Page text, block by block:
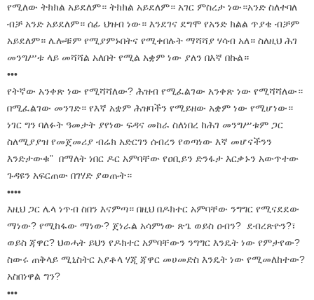
የሚለው ትክክል አይደለም። ትክክል አይደለም። አገር ምስረታ ነው።አንድ ስለተባለ
ብቻ አንድ አይደለም። ሰፊ ህዝብ ነው። እንደገና ደግሞ የአንድ ክልል ጥያቄ ብቻም
አይደለም። ሌሎቹም የሚያምኑበትና የሚቀበሉት ማሻሻያ ሃሳብ አለ። ስለዚህ ሕገ
መንግሥቱ ላይ መሻሻል አለበት የሚል አቋም ነው ያለን በእኛ በኩል።
•••
የትኛው አንቀጽ ነው የሚሻሻለው? ሕዝብ የሚፈልገው አንቀጽ ነው የሚሻሻለው።
በሚፈልገው መንገድ። የእኛ አቋም ሕዝባችን የሚይዘው አቋም ነው የሚሆነው።
ነገር ግን ባለፉት ዓመታት ያየነው ፍዳና መከራ ስለነበረ ከሕገ መንግሥቱም ጋር
ስለሚያያዝ የመጀመሪያ ብሬክ አድርገን ሰብረን የወጣነው እኛ መሆናችንን
እንድታውቁ” በማለት ነበር ዶር አምባቸው የዐቢይን ድንፋታ እርቃኑን አውጥተው
ጉዳዩን አፍርጠው በገሃድ ያወጡት።
••••
እዚህ ጋር ሌላ ነጥብ ስበን እናምጣ። በዚህ በዶክተር አምባቸው ንግግር የሚናደደው
ማነው? የሚከፋው ማነው? ጀነራል አሳምነው ጽጌ ወይስ ዐብን? ደብረጽዮን?፣
ወይስ ጃዋር? ህወሓት ይህን የዶክተር አምባቸውን ንግግር እንዴት ነው የምታየው?
ስውሩ ጠቅላይ ሚኒስትር አያቶላ ሃጂ ጃዋር መሀመድስ እንዴት ነው የሚመለከተው?
አስበነዋል ግን?
•••